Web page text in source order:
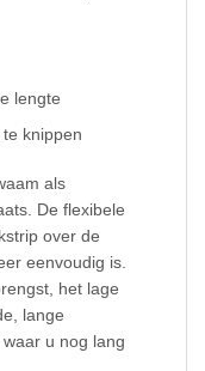
lengte
knippen
als
De flexibele
over de
eenvoudig is.
het lage
lange
u nog lang